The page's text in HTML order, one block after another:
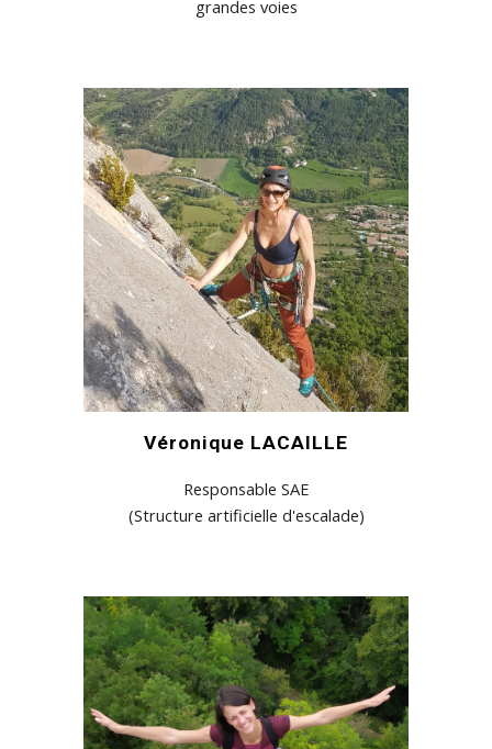
grandes voies
Véronique LACAILLE
Responsable SAE
(Structure artificielle d'escalade)